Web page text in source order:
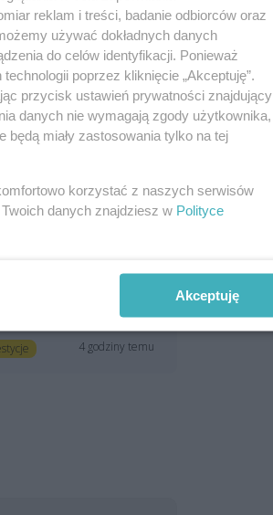
się remont
kamienic,
jako jedne z
budynków w
do szczeciński...
4 godziny temu
reklam i treści, badanie odbiorców oraz
używać dokładnych danych
do celów identyfikacji. Ponieważ
poprzez kliknięcie „Akceptuję”.
przycisk ustawień prywatności znajdujący
danych nie wymagają zgody użytkownika,
miały zastosowania tylko na tej
korzystać z naszych serwisów
danych znajdziesz w Polityce
Akceptuję